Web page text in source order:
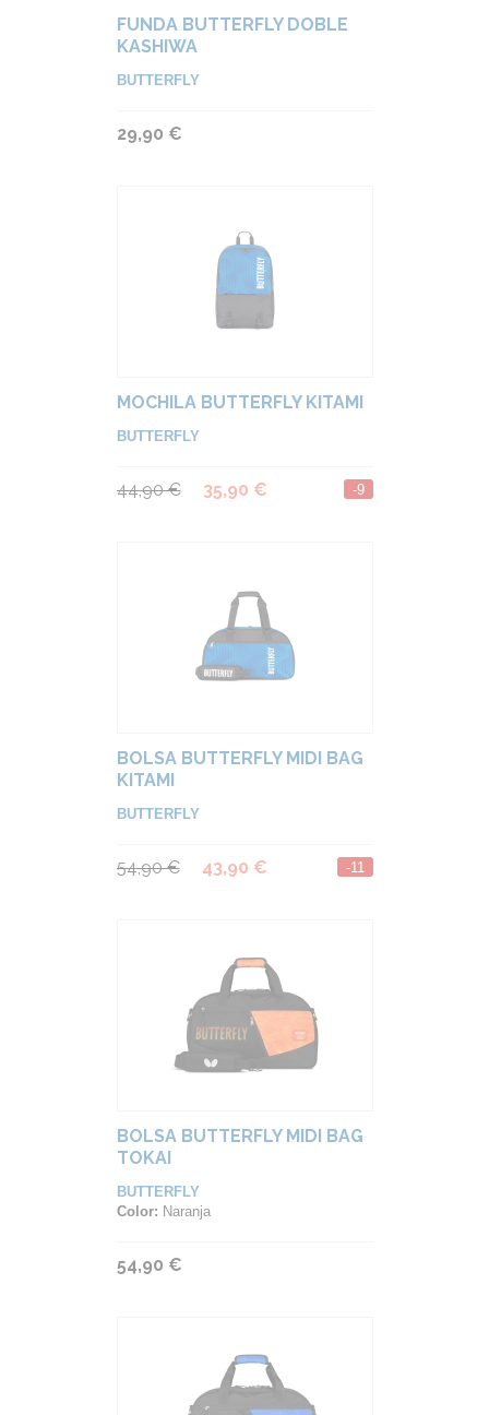
FUNDA BUTTERFLY DOBLE
KASHIWA
BUTTERFLY
29,90 €
MOCHILA BUTTERFLY KITAMI
BUTTERFLY
44,90 € 35,90 € -9
BOLSA BUTTERFLY MIDI BAG
KITAMI
BUTTERFLY
54,90 € 43,90 € -11
BOLSA BUTTERFLY MIDI BAG
TOKAI
BUTTERFLY
Color: Naranja
54,90 €